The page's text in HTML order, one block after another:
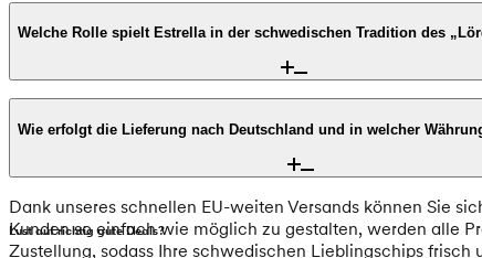
Nachhaltigkeit spielt bei Estrella eine zentrale Rolle. Das
Produktionsstätte in Angered wird aktiv an der
Philosophie, indem künstliche Geschmacksverstärker wie
Welche Rolle spielt Estrella in der schwedischen Tradition des
Obwohl „Lördagsgodis“ wörtlich Samstagsüßigkeiten
Noch wichtiger ist die Marke jedoch für das
hierfür die passenden Knabbereien, von klassischen
Wie erfolgt die Lieferung nach Deutschland und in welcher
Dank unseres schnellen EU-weiten Versands können Sie
Kunden so einfach wie möglich zu gestalten, werden alle
Zustellung, sodass Ihre schwedischen Lieblingschips frisch
Lust auf richtig gute Deals?